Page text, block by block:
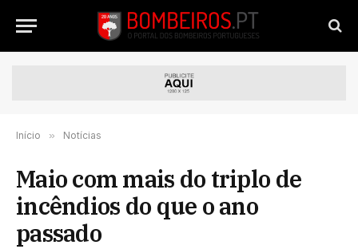
Início » Notícias
Maio com mais do triplo de
incêndios do que o ano
passado